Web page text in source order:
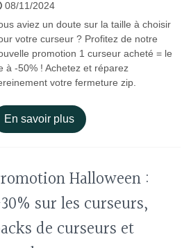
08/11/2024
aviez un doute sur la taille à choisir
votre curseur ? Profitez de notre
promotion 1 curseur acheté = le
à -50% ! Achetez et réparez
votre fermeture zip.
En savoir plus
Halloween :
sur les curseurs,
de curseurs et